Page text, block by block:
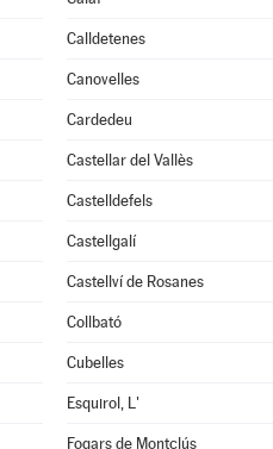
Calldetenes
Canovelles
Cardedeu
Castellar del Vallès
Castelldefels
Castellgalí
Castellví de Rosanes
Collbató
Cubelles
Esquirol, L'
Fogars de Montclús